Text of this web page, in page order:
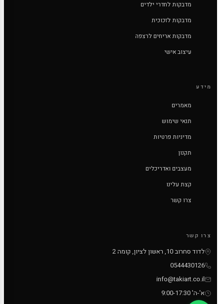
מדבקות לחדרי ילדים
מדבקות לזכוכית
מדבקות אריחים לרצפה
עיצוב אישי
מידע
מאמרים
תנאי שימוש
מדיניות פרטיות
תקנון
מעצבים ואדריכלים
קצת עלינו
צרו קשר
צרו קשר
לדוד סחרוב 10, ראשון לציון, קומה 2
0544430126
info@takiart.co.il
א'-ה' 9:00-17:30